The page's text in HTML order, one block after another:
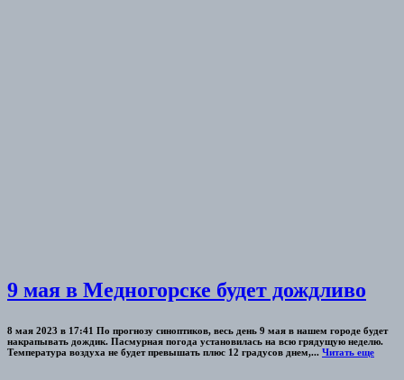
9 мая в Медногорске будет дождливо
8 мая 2023 в 17:41 По прогнозу синоптиков, весь день 9 мая в нашем городе будет
накрапывать дождик. Пасмурная погода установилась на всю грядущую неделю.
Температура воздуха не будет превышать плюс 12 градусов днем,... Читать еще